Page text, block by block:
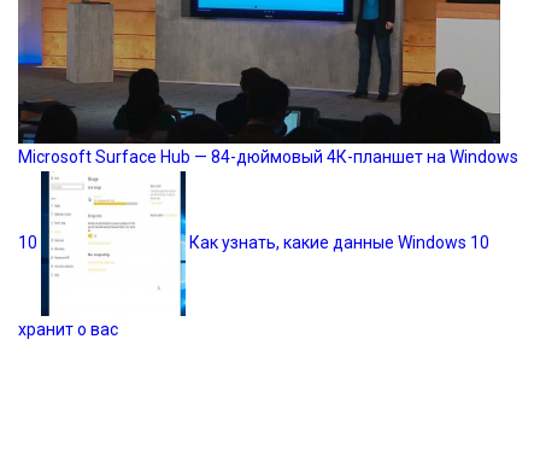
Microsoft Surface Hub — 84-дюймовый 4К-планшет на Windows
10 Как узнать, какие данные Windows 10
хранит о вас